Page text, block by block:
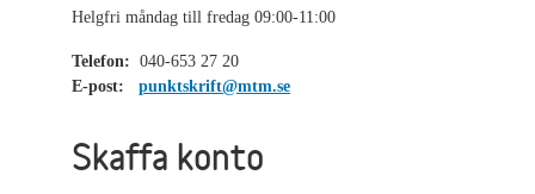
Helgfri måndag till fredag 09:00-11:00
Telefon: 040-653 27 20
E-post:
punktskrift@mtm.se
Skaffa konto